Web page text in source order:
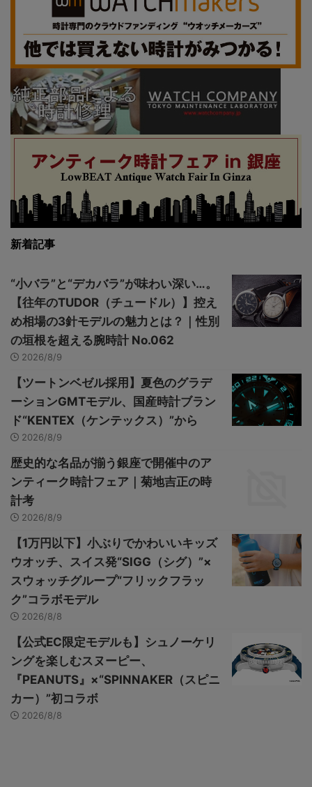
新着記事
“小バラ”と“デカバラ”が味わい深い…。
【往年のTUDOR（チュードル）】控え
め相場の3針モデルの魅力とは？｜性別
の垣根を超える腕時計 No.062
2026/8/9
【ツートンベゼル採用】夏色のグラデ
ーションGMTモデル、国産時計ブラン
ド“KENTEX（ケンテックス）”から
2026/8/9
歴史的な名品が揃う銀座で開催中のア
ンティーク時計フェア｜菊地吉正の時
計考
2026/8/9
【1万円以下】小ぶりでかわいいキッズ
ウオッチ、スイス発“SIGG（シグ）”×
スウォッチグループ“フリックフラッ
ク”コラボモデル
2026/8/8
【公式EC限定モデルも】シュノーケリ
ングを楽しむスヌーピー、
『PEANUTS』×“SPINNAKER（スピニ
カー）”初コラボ
2026/8/8